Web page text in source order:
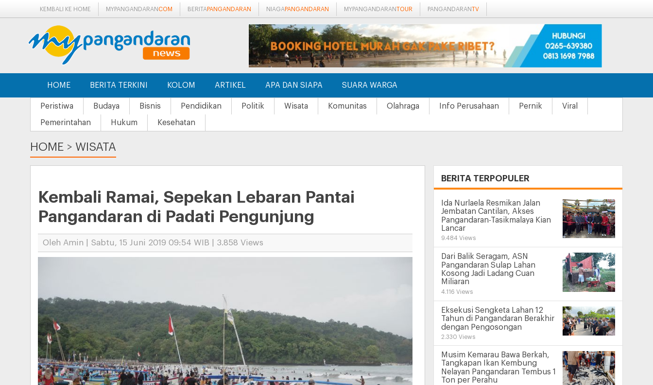
KEMBALI KE HOME MYPANGANDARANCOM BERITA PANGANDARAN NIAGA PANGANDARAN MYPANGANDARANTOUR PANGANDARANTV
HOME BERITA TERKINI KOLOM ARTIKEL APA DAN SIAPA SUARA WARGA
Peristiwa Budaya Bisnis Pendidikan Politik Wisata Komunitas Olahraga Info Perusahaan Pernik Viral
Pemerintahan Hukum Kesehatan
HOME > WISATA
Kembali Ramai, Sepekan Lebaran Pantai
Pangandaran di Padati Pengunjung
Oleh Amin | Sabtu, 15 Juni 2019 09:54 WIB | 3.858 Views
BERITA TERPOPULER
Ida Nurlaela Resmikan Jalan
Jembatan Cantilan, Akses
Pangandaran-Tasikmalaya Kian
Lancar
9.484 Views
Dari Balik Seragam, ASN
Pangandaran Sulap Lahan
Kosong Jadi Ladang Cuan
Miliaran
4.116 Views
Eksekusi Sengketa Lahan 12
Tahun di Pangandaran Berakhir
dengan Pengosongan
2.330 Views
Musim Kemarau Bawa Berkah,
Tangkapan Ikan Kembung
Nelayan Pangandaran Tembus 1
Ton per Perahu